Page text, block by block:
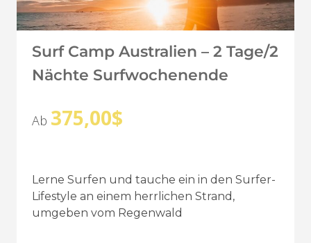
Surf Camp Australien – 2 Tage/2
Nächte Surfwochenende
Ab 375,00$
Lerne Surfen und tauche ein in den Surfer-
Lifestyle an einem herrlichen Strand,
umgeben vom Regenwald